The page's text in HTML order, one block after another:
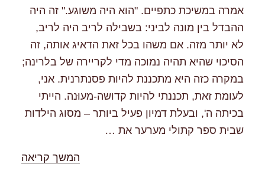
אמרה במשיכת כתפיים. "הוא היה משוגע." זה היה
ההבדל בין מונה לביני: בשבילה לריב היה לריב,
לא יותר מזה. אם משהו בכל זאת הדאיג אותה, זה
הסיכוי שהיא תהיה נמוכה מדי לקריירה של בלרינה;
במקרה כזה היא מתכננת להיות פסנתרנית. אני,
לעומת זאת, תכננתי להיות קדושה-מעוּנה. הייתי
בכיתה ה', ובעלת דמיון פעיל ביותר – מסוג הילדות
שבית ספר קתולי מערער את …
המשך קריאה